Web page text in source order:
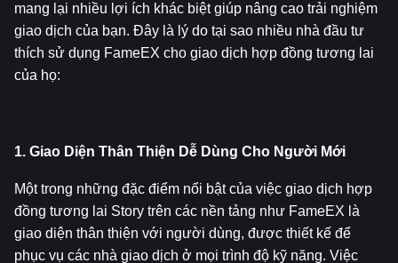
mang lại nhiều lợi ích khác biệt giúp nâng cao trải nghiệm
giao dịch của bạn. Đây là lý do tại sao nhiều nhà đầu tư
thích sử dụng FameEX cho giao dịch hợp đồng tương lai
của họ:
1. Giao Diện Thân Thiện Dễ Dùng Cho Người Mới
Một trong những đặc điểm nổi bật của việc giao dịch hợp
đồng tương lai Story trên các nền tảng như FameEX là
giao diện thân thiện với người dùng, được thiết kế để
phục vụ các nhà giao dịch ở mọi trình độ kỹ năng. Việc